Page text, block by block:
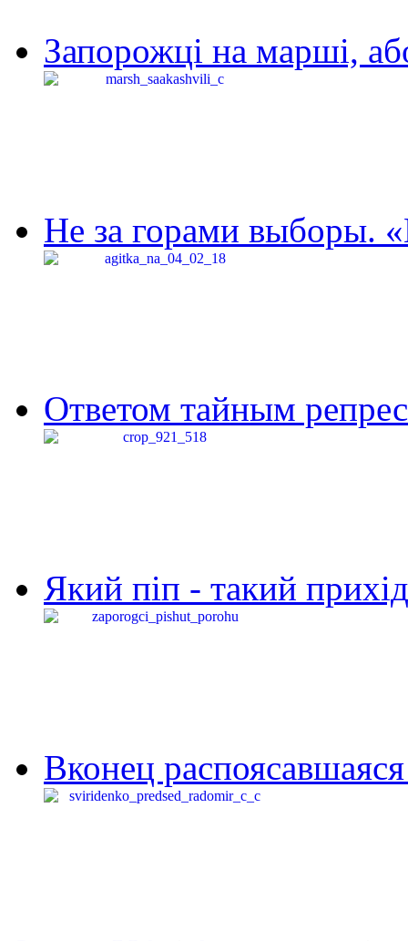
Запорожці на марші,
Не за горами выборы.
Ответом тайным
Який піп - такий
Вконец